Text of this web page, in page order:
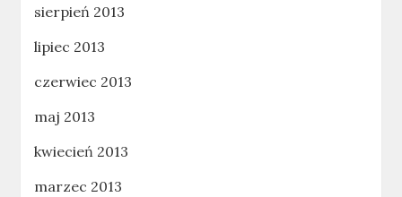
sierpień 2013
lipiec 2013
czerwiec 2013
maj 2013
kwiecień 2013
marzec 2013